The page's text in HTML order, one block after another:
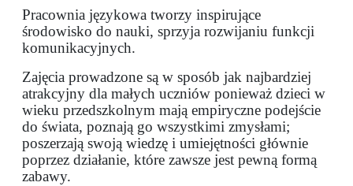
Pracownia językowa tworzy inspirujące
środowisko do nauki, sprzyja rozwijaniu funkcji
komunikacyjnych.
Zajęcia prowadzone są w sposób jak najbardziej
atrakcyjny dla małych uczniów ponieważ dzieci w
wieku przedszkolnym mają empiryczne podejście
do świata, poznają go wszystkimi zmysłami;
poszerzają swoją wiedzę i umiejętności głównie
poprzez działanie, które zawsze jest pewną formą
zabawy.